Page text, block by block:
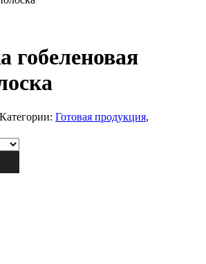
гобеленовая
Категории: Готовая продукция,